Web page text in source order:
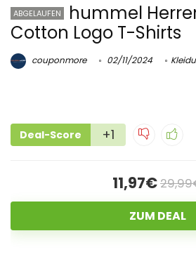
ABGELAUFEN
hummel
Cotton Logo T-Shirts
couponmore 02/11/2024
Deal-Score +1
11,97€
ZUM DEAL